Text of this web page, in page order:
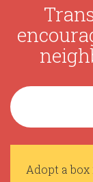
Adopt a